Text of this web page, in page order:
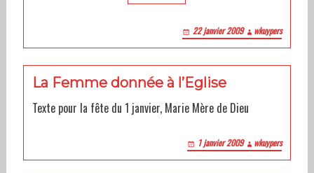
22 janvier 2009 wkuypers
La Femme donnée à l’Eglise
Texte pour la fête du 1 janvier, Marie Mère de Dieu
1 janvier 2009 wkuypers